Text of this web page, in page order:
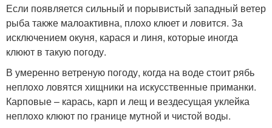
Если появляется сильный и порывистый западный ветер
рыба также малоактивна, плохо клюет и ловится. За
исключением окуня, карася и линя, которые иногда
клюют в такую погоду.
В умеренно ветреную погоду, когда на воде стоит рябь
неплохо ловятся хищники на искусственные приманки.
Карповые – карась, карп и лещ и вездесущая уклейка
неплохо клюют по границе мутной и чистой воды.